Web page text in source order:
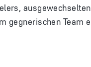
gegnerischen Team